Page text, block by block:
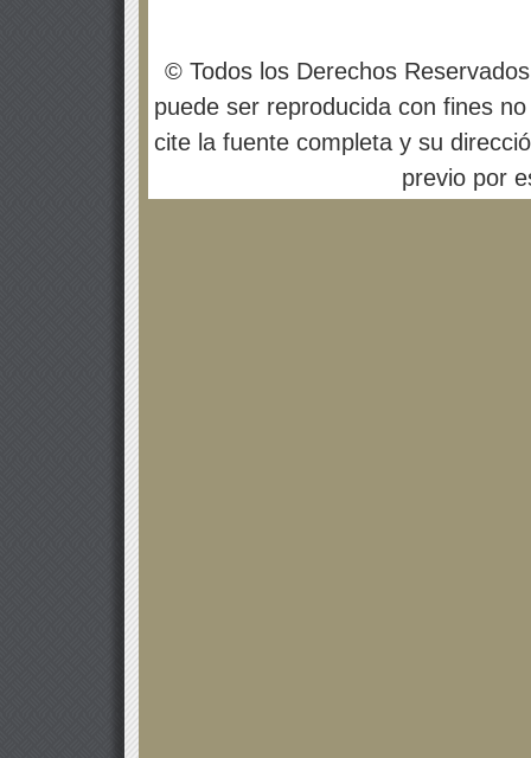
© Todos los Derechos
puede ser reproducida con fines
cite la fuente completa y su
previo por